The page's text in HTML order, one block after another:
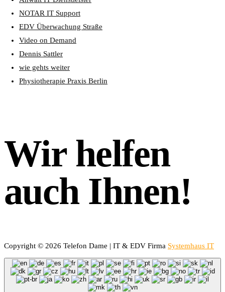
NOTAR IT Support
EDV Überwachung Straße
Video on Demand
Dennis Sattler
wie gehts weiter
Physiotherapie Praxis Berlin
Wir helfen
auch Ihnen!
Copyright © 2026 Telefon Dame | IT & EDV Firma Systemhaus IT